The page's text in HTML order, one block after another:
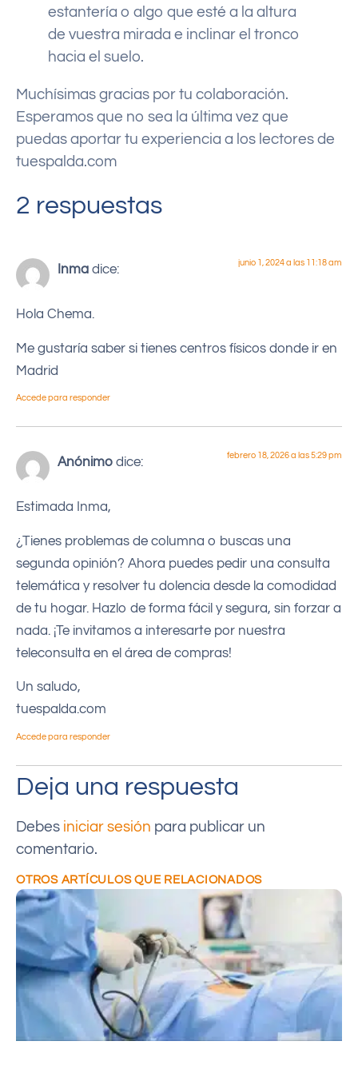
estantería o algo que esté a la altura
de vuestra mirada e inclinar el tronco
hacia el suelo.
Muchísimas gracias por tu colaboración.
Esperamos que no sea la última vez que
puedas aportar tu experiencia a los lectores de
tuespalda.com
2 respuestas
Inma dice: junio 1, 2024 a las 11:18 am
Hola Chema.
Me gustaría saber si tienes centros físicos donde ir en
Madrid
Accede para responder
Anónimo dice: febrero 18, 2026 a las 5:29 pm
Estimada Inma,
¿Tienes problemas de columna o buscas una
segunda opinión? Ahora puedes pedir una consulta
telemática y resolver tu dolencia desde la comodidad
de tu hogar. Hazlo de forma fácil y segura, sin forzar a
nada. ¡Te invitamos a interesarte por nuestra
teleconsulta en el área de compras!
Un saludo,
tuespalda.com
Accede para responder
Deja una respuesta
Debes iniciar sesión para publicar un
comentario.
OTROS ARTÍCULOS QUE RELACIONADOS